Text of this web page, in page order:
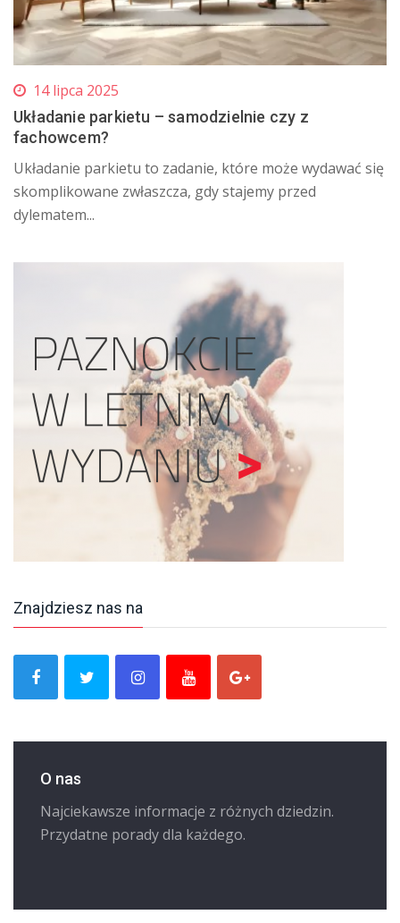
14 lipca 2025
Układanie parkietu – samodzielnie czy z
fachowcem?
Układanie parkietu to zadanie, które może wydawać się
skomplikowane zwłaszcza, gdy stajemy przed
dylematem...
Znajdziesz nas na
O nas
Najciekawsze informacje z różnych dziedzin.
Przydatne porady dla każdego.